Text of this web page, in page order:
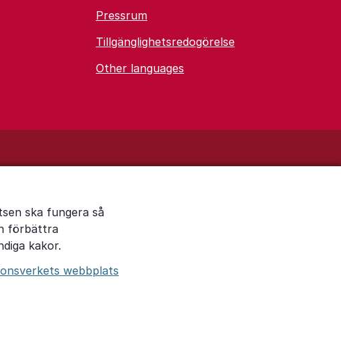
ska fungera så
förbättra
kakor.
webbplats
Pressrum
Tillgänglighetsredogörelse
Other languages